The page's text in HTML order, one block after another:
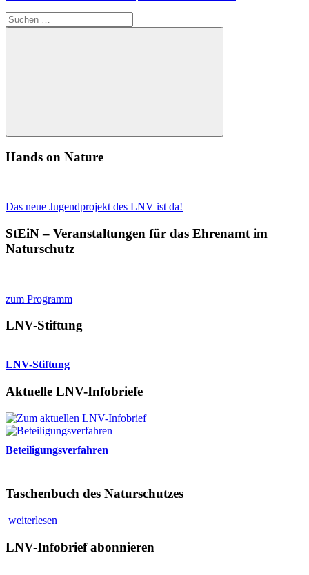
Suchen
nach:
Suchen
Hands on Nature
Das neue Jugendprojekt des LNV ist da!
StEiN – Veranstaltungen für das Ehrenamt im
Naturschutz
zum Programm
LNV-Stiftung
LNV-Stiftung
Aktuelle LNV-Infobriefe
Beteiligungsverfahren
Taschenbuch des Naturschutzes
weiterlesen
LNV-Infobrief abonnieren